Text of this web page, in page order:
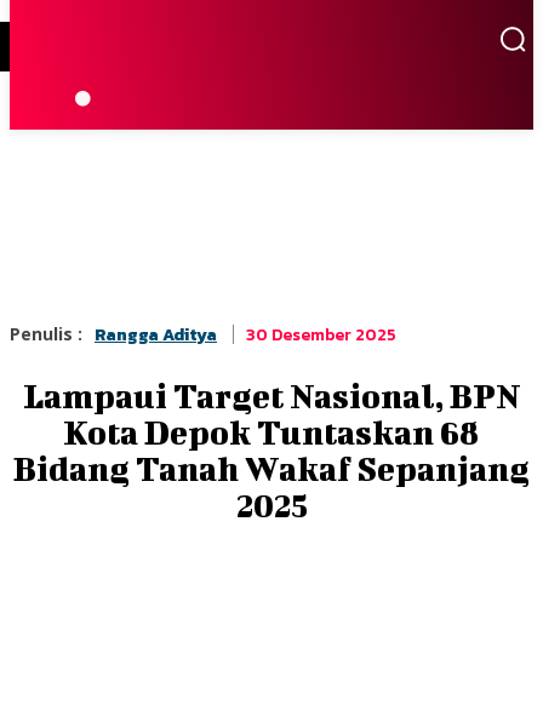
Penulis : Rangga Aditya 30 Desember 2025
Lampaui Target Nasional, BPN
Kota Depok Tuntaskan 68
Bidang Tanah Wakaf Sepanjang
2025